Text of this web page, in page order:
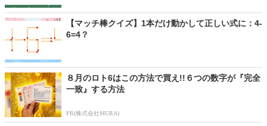
【マッチ棒クイズ】1本だけ動かして正しい式に：4-
6=4？
８月のロト6はこの方法で買え!!６つの数字が『完全
一致』する方法
PR(株式会社MURA)